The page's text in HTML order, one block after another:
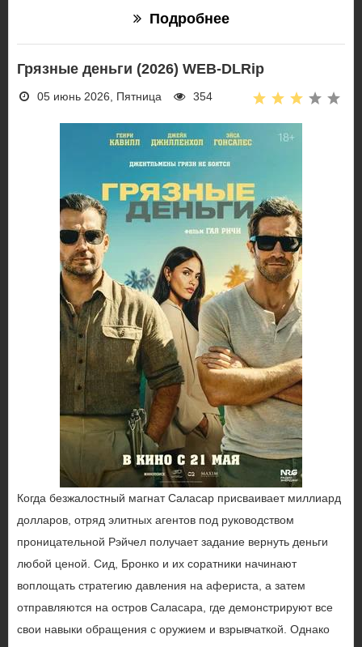
Подробнее
Грязные деньги (2026) WEB-DLRip
05 июнь 2026, Пятница 354
Когда безжалостный магнат Саласар присваивает миллиард
долларов, отряд элитных агентов под руководством
проницательной Рэйчел получает задание вернуть деньги
любой ценой. Сид, Бронко и их соратники начинают
воплощать стратегию давления на афериста, а затем
отправляются на остров Саласара, где демонстрируют все
свои навыки обращения с оружием и взрывчаткой. Однако